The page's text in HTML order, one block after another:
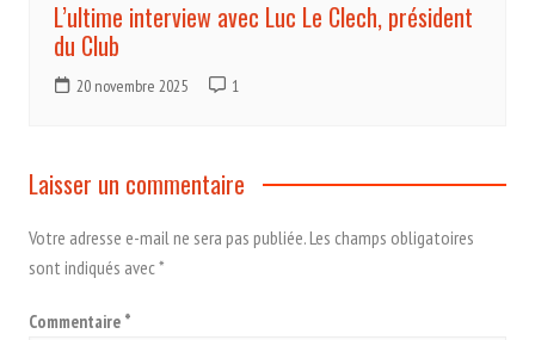
L’ultime interview avec Luc Le Clech, président
du Club
20 novembre 2025 1
Laisser un commentaire
Votre adresse e-mail ne sera pas publiée.Les champs obligatoires
sont indiqués avec*
Commentaire *